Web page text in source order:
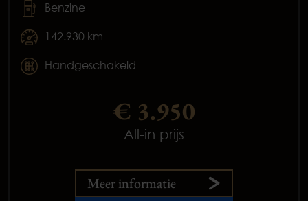
Benzine
142.930 km
Handgeschakeld
€ 3.950
All-in prijs
Meer informatie